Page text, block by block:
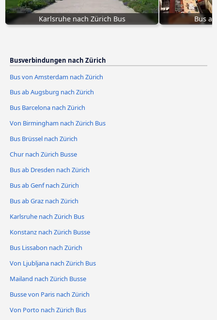
Karlsruhe nach Zürich Bus Bus
Busverbindungen nach Zürich
Bus von Amsterdam nach Zürich
Bus ab Augsburg nach Zürich
Bus Barcelona nach Zürich
Von Birmingham nach Zürich Bus
Bus Brüssel nach Zürich
Chur nach Zürich Busse
Bus ab Dresden nach Zürich
Bus ab Genf nach Zürich
Bus ab Graz nach Zürich
Karlsruhe nach Zürich Bus
Konstanz nach Zürich Busse
Bus Lissabon nach Zürich
Von Ljubljana nach Zürich Bus
Mailand nach Zürich Busse
Busse von Paris nach Zürich
Von Porto nach Zürich Bus